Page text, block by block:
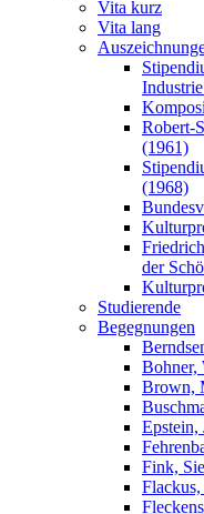
Vita kurz
Vita lang
Robert-
(1961)
(1968)
der
Studierende
Begegnungen
Bohner,
Brown,
Epstein,
Fink,